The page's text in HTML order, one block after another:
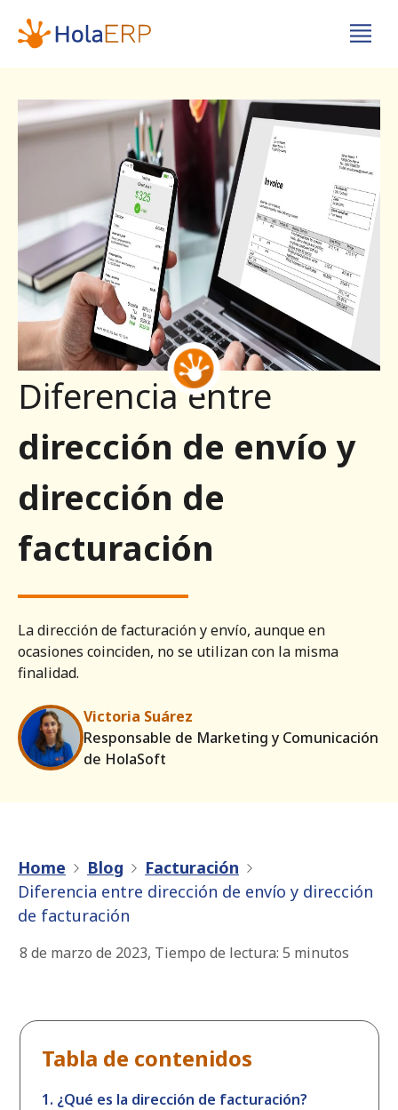
Diferencia entre
dirección de envío y
dirección de
facturación
La dirección de facturación y envío, aunque en
ocasiones coinciden, no se utilizan con la misma
finalidad.
Victoria Suárez
Responsable de Marketing y Comunicación
de HolaSoft
Home Blog
Facturación
Diferencia entre dirección de envío y dirección
de facturación
8 de marzo de 2023, Tiempo de lectura: 5 minutos
Tabla de contenidos
1. ¿Qué es la dirección de facturación?